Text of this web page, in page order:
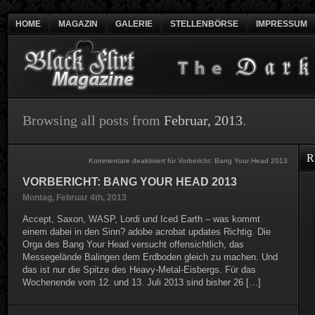
Browsing all posts from Februar, 2013.
Kommentare deaktiviert für Vorbericht: Bang Your Head 2013
VORBERICHT: BANG YOUR HEAD 2013
Montag, Februar 4th, 2013
Accept, Saxon, WASP, Lordi und Iced Earth – was kommt
einem dabei in den Sinn? adobe acrobat updates Richtig. Die
Orga des Bang Your Head versucht offensichtlich, das
Messegelände Balingen dem Erdboden gleich zu machen. Und
das ist nur die Spitze des Heavy-Metal-Eisbergs. Für das
Wochenende vom 12. und 13. Juli 2013 sind bisher 26 […]
HOME MAGAZIN GALERIE STELLENBÖRSE IMPRESSUM